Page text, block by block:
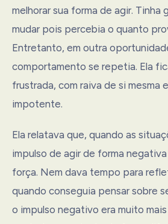
melhorar sua forma de agir. Tinha
mudar pois percebia o quanto
Entretanto, em outra
comportamento se repetia. Ela
frustrada, com raiva de si mesma
impotente.
Ela relatava que, quando as
impulso de agir de forma
força. Nem dava tempo para
quando conseguia pensar sobre
o impulso negativo era muito